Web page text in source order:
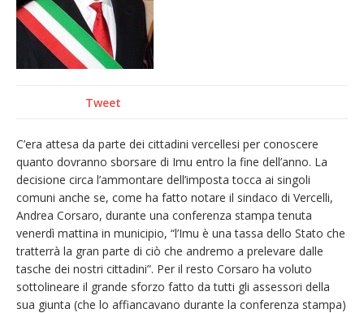
Tweet
C’era attesa da parte dei cittadini vercellesi per conoscere
quanto dovranno sborsare di Imu entro la fine dell’anno. La
decisione circa l’ammontare dell’imposta tocca ai singoli
comuni anche se, come ha fatto notare il sindaco di Vercelli,
Andrea Corsaro, durante una conferenza stampa tenuta
venerdì mattina in municipio, “l’Imu è una tassa dello Stato che
tratterrà la gran parte di ciò che andremo a prelevare dalle
tasche dei nostri cittadini”. Per il resto Corsaro ha voluto
sottolineare il grande sforzo fatto da tutti gli assessori della
sua giunta (che lo affiancavano durante la conferenza stampa)